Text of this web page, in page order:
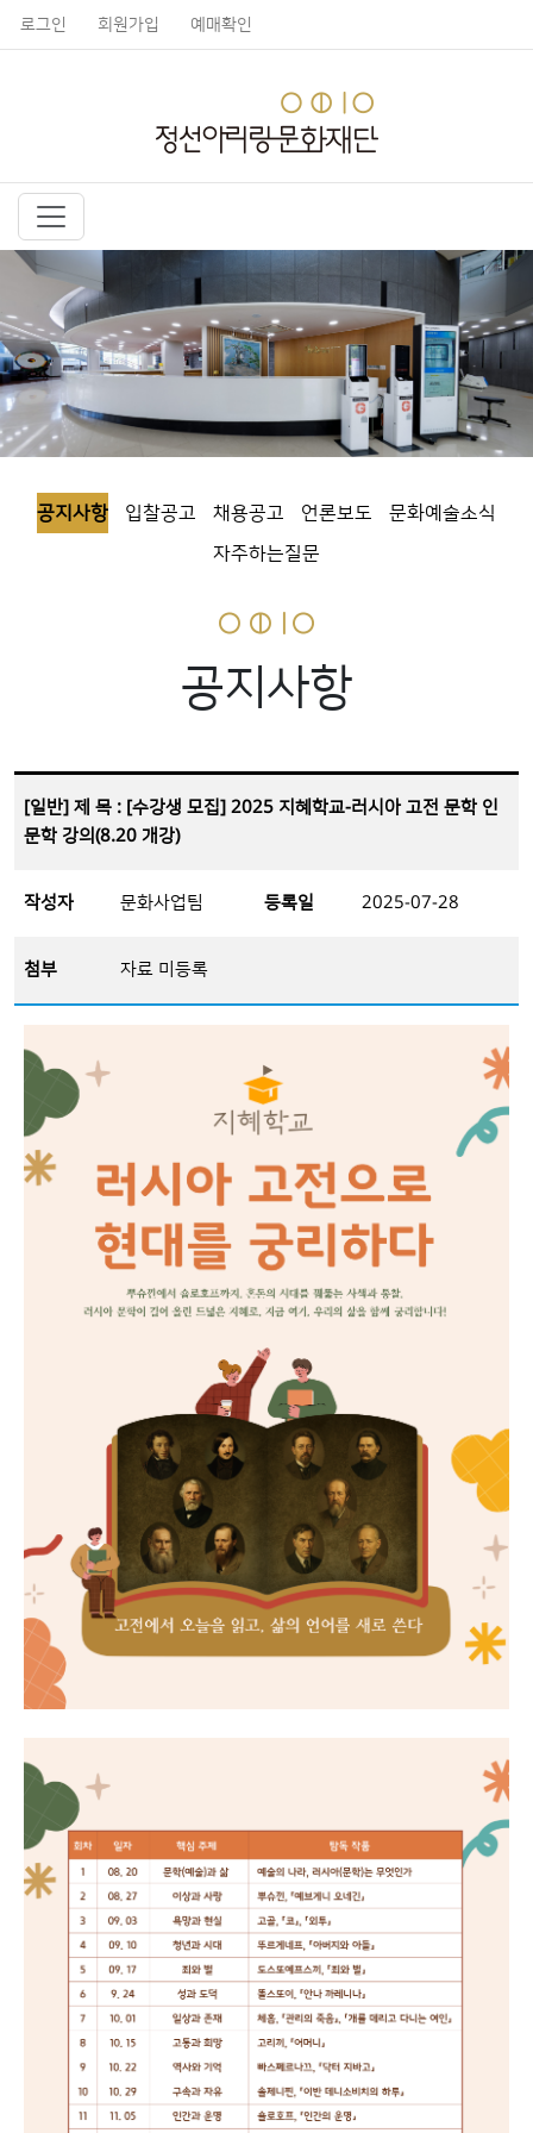
로그인 회원가입 예매확인
공지사항 입찰공고 채용공고 언론보도
문화예술소식
자주하는질문
공지사항
[일반] 제 목 : [수강생 모집] 2025 지혜학교-러시아 고전 문학 인
문학 강의(8.20 개강)
작성자 문화사업팀 등록일 2025-07-28
첨부 자료 미등록